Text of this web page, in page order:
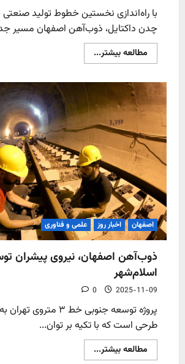
با راه‌اندازی نخستین خطوط تولید صنعتی
چدن داکتایل، ذوب‌آهن اصفهان مسیر
مطالعه بیشتر...
more
تولید
صنعتی
چدن
گرانوله
و
داکتایل
در
ذوب‌آهن
اصفهان
اصفهان اخبار روز علمی و فناوری
ذوب‌آهن اصفهان، نیروی پیشران
اسلام‌شهر
2025-11-09
0
پروژه توسعه جنوبی خط
طرحی است که با تکیه بر توان...
مطالعه بیشتر...
more